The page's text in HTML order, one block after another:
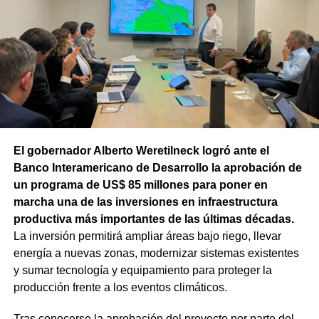
técnico que definirá los tramos de la Ruta Nacional N°
151 donde se aplicarán 5.000 toneladas de mezcla
asfáltica en caliente, una obra destinada a recuperar los
sectores más deteriorados y mejorar las condiciones de
transitabilidad.
El gobernador Alberto Weretilneck logró ante el
Banco Interamericano de Desarrollo la aprobación de
un programa de US$ 85 millones para poner en
marcha una de las inversiones en infraestructura
productiva más importantes de las últimas décadas.
La inversión permitirá ampliar áreas bajo riego, llevar
energía a nuevas zonas, modernizar sistemas existentes
y sumar tecnología y equipamiento para proteger la
producción frente a los eventos climáticos.